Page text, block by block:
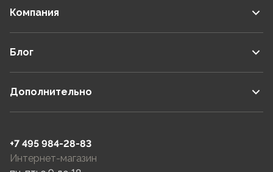
Компания
Блог
Дополнительно
+7 495 984-28-83
Интернет-магазин